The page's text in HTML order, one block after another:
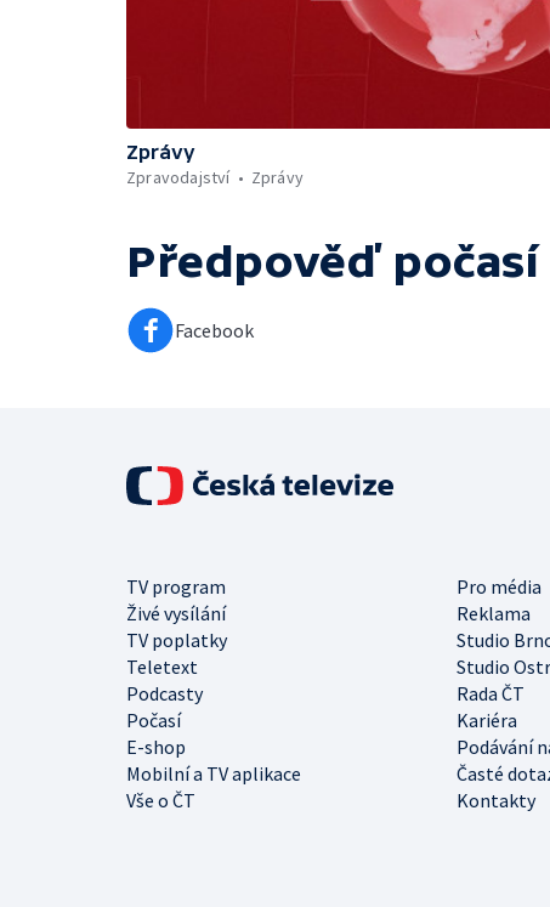
Zprávy
Zpravodajství
Zprávy
Předpověď počasí
Facebook
TV program
Pro média
Živé vysílání
Reklama
TV poplatky
Studio
Teletext
Studio
Podcasty
Rada ČT
Počasí
Kariéra
E-shop
Podávání
Mobilní a TV aplikace
Časté
Vše o ČT
Kontakty